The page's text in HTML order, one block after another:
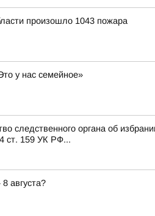
произошло 1043 пожара
у нас семейное»
следственного органа об
ст. 159 УК РФ...
августа?